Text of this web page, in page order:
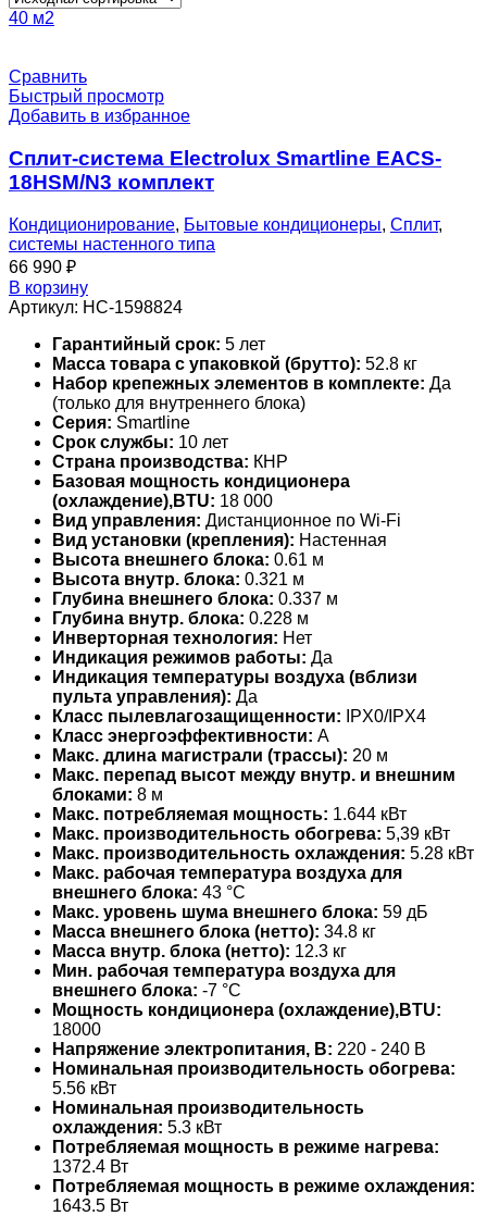
40 м2
Сравнить
Быстрый просмотр
Добавить в избранное
Сплит-система Electrolux Smartline EACS-
18HSM/N3 комплект
Кондиционирование, Бытовые кондиционеры, Сплит,
системы настенного типа
66 990 ₽
В корзину
Артикул: НС-1598824
Гарантийный срок: 5 лет
Масса товара с упаковкой (брутто): 52.8 кг
Набор крепежных элементов в комплекте: Да
(только для внутреннего блока)
Серия: Smartline
Срок службы: 10 лет
Страна производства: КНР
Базовая мощность кондиционера
(охлаждение),BTU: 18 000
Вид управления: Дистанционное по Wi-Fi
Вид установки (крепления): Настенная
Высота внешнего блока: 0.61 м
Высота внутр. блока: 0.321 м
Глубина внешнего блока: 0.337 м
Глубина внутр. блока: 0.228 м
Инверторная технология: Нет
Индикация режимов работы: Да
Индикация температуры воздуха (вблизи
пульта управления): Да
Класс пылевлагозащищенности: IPX0/IPX4
Класс энергоэффективности: A
Макс. длина магистрали (трассы): 20 м
Макс. перепад высот между внутр. и внешним
блоками: 8 м
Макс. потребляемая мощность: 1.644 кВт
Макс. производительность обогрева: 5,39 кВт
Макс. производительность охлаждения: 5.28 кВт
Макс. рабочая температура воздуха для
внешнего блока: 43 °С
Макс. уровень шума внешнего блока: 59 дБ
Масса внешнего блока (нетто): 34.8 кг
Масса внутр. блока (нетто): 12.3 кг
Мин. рабочая температура воздуха для
внешнего блока: -7 °С
Мощность кондиционера (охлаждение),BTU:
18000
Напряжение электропитания, В: 220 - 240 В
Номинальная производительность обогрева:
5.56 кВт
Номинальная производительность
охлаждения: 5.3 кВт
Потребляемая мощность в режиме нагрева:
1372.4 Вт
Потребляемая мощность в режиме охлаждения:
1643.5 Вт